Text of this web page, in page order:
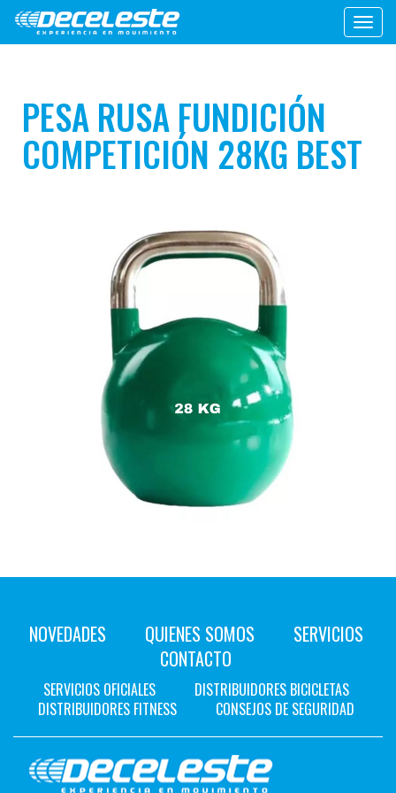
PESA RUSA FUNDICIÓN
COMPETICIÓN 28KG BEST
NOVEDADES QUIENES SOMOS
SERVICIOS
CONTACTO
SERVICIOS OFICIALES
DISTRIBUIDORES BICICLETAS
DISTRIBUIDORES FITNESS
CONSEJOS DE SEGURIDAD